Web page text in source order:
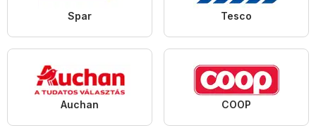
Spar Tesco
Auchan COOP